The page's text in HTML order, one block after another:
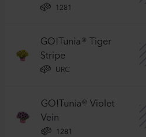
1281
GO!Tunia® Tiger
Stripe
URC
GO!Tunia® Violet
Vein
1281